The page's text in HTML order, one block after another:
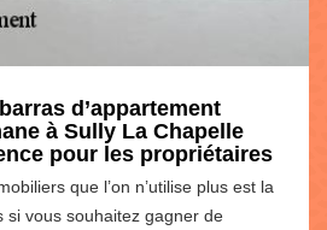
d’appartement
à Sully La Chapelle
pour les propriétaires
que l’on n’utilise plus est la
si vous souhaitez gagner de